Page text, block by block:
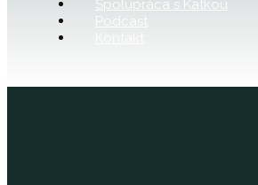
Spolupráca s Katkou
Podcast